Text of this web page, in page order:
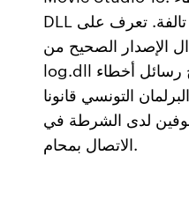
DLL عن ملفات مفقودة أو تالفة. تعرف على
الإصدار الصحيح من
log.dll وأصلح رسائل أخطاء DLL المزعجة
اعتمد البرلمان التونسي قانونا
لدى الشرطة في
الاتصال بمحام.